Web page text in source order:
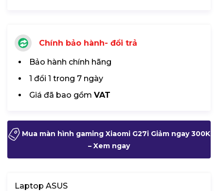
Chính bảo hành- đổi trả
Bảo hành chính hãng
1 đổi 1 trong 7 ngày
Giá đã bao gồm VAT
Mua màn hình gaming Xiaomi G27i Giảm ngay 300K
– Xem ngay
Laptop ASUS